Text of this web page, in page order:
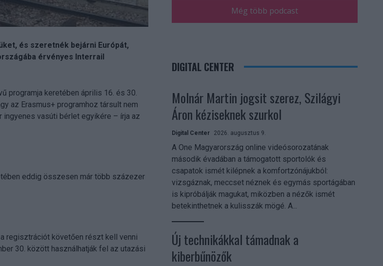
és szeretnék bejárni Európát,
érvényes Interrail
programja keretében április 16. és 30.
az Erasmus+ programhoz társult nem
vasúti bérlet egyikére – írja az
eddig összesen már több százezer
regisztrációt követően részt kell venni
30. között használhatják fel az utazási
Még több podcast
DIGITAL CENTER
Molnár Martin jogsit szerez, Szilágyi
Áron kéziseknek szurkol
Digital Center 2026. augusztus 9.
A One Magyarország online videósorozatának
második évadában a támogatott sportolók és
csapatok ismét kilépnek a komfortzónájukból:
vizsgáznak, meccset néznek és egymás sportágában
is kipróbálják magukat, miközben a nézők ismét
betekinthetnek a kulisszák mögé. A...
Új technikákkal támadnak a
kiberbűnözők